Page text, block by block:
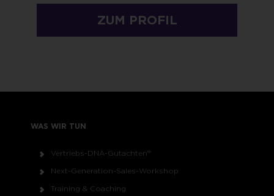
ZUM PROFIL
WAS WIR TUN
Vertriebs-DNA-Gutachten®
Next-Generation-Sales-Workshop
Training & Coaching